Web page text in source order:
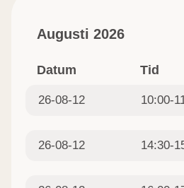
Augusti 2026
Datum Tid
26-08-12 10:00-
26-08-12 14:30-